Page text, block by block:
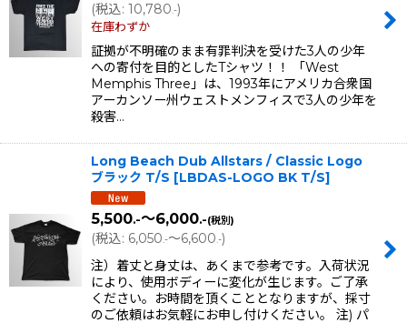
(税込: 10,780.-)
在庫わずか
証拠が不明確のまま有罪判決を受けた3人の少年
への寄付を目的としたTシャツ！！ 「West
Memphis Three」は、1993年にアメリカ合衆国
アーカンソー州ウェストメンフィスで3人の少年を
殺害…
Long Beach Dub Allstars / Classic Logo
ブラック T/S [LBDAS-LOGO BK T/S]
5,500.-～6,000.-(税別)
(税込: 6,050.-～6,600.-)
注）着丈と身丈は、あくまで参考です。入荷状況
により、使用ボディーに変化が生じます。ご了承
ください。お時間を頂くこととなりますが、採寸
のご依頼はお気軽にお申し付けください。 注) パ